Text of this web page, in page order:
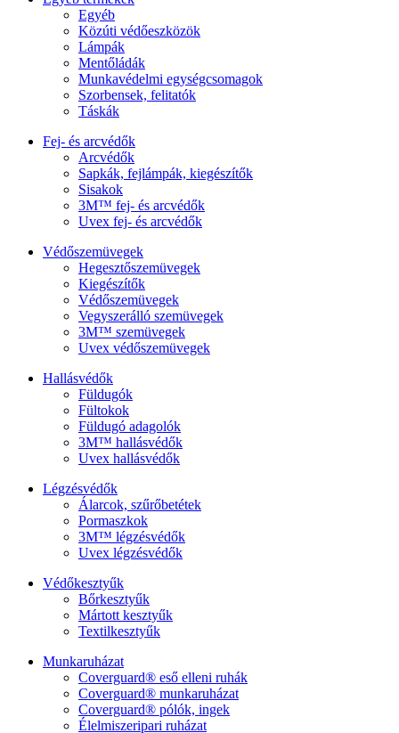
Egyéb
Közúti védőeszközök
Lámpák
Mentőládák
Munkavédelmi egységcsomagok
Szorbensek, felitatók
Táskák
Fej- és arcvédők
Arcvédők
Sapkák, fejlámpák, kiegészítők
Sisakok
3M™ fej- és arcvédők
Uvex fej- és arcvédők
Védőszemüvegek
Hegesztőszemüvegek
Kiegészítők
Védőszemüvegek
Vegyszerálló szemüvegek
3M™ szemüvegek
Uvex védőszemüvegek
Hallásvédők
Füldugók
Fültokok
Füldugó adagolók
3M™ hallásvédők
Uvex hallásvédők
Légzésvédők
Álarcok, szűrőbetétek
Pormaszkok
3M™ légzésvédők
Uvex légzésvédők
Védőkesztyűk
Bőrkesztyűk
Mártott kesztyűk
Textilkesztyűk
Munkaruházat
Coverguard® eső elleni ruhák
Coverguard® munkaruházat
Coverguard® pólók, ingek
Élelmiszeripari ruházat